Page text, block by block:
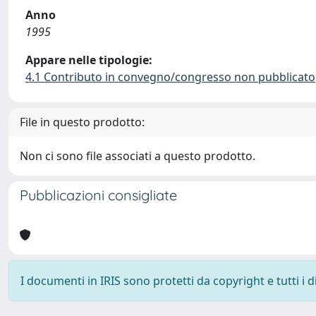
Anno
1995
Appare nelle tipologie:
4.1 Contributo in convegno/congresso non pubblicato
File in questo prodotto:
Non ci sono file associati a questo prodotto.
Pubblicazioni consigliate
I documenti in IRIS sono protetti da copyright e tutti i